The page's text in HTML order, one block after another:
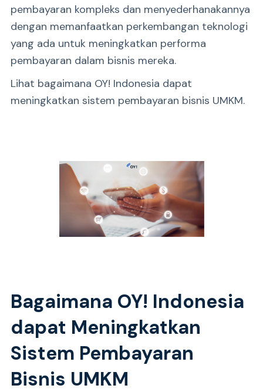
pembayaran kompleks dan menyederhanakannya
dengan memanfaatkan perkembangan teknologi
yang ada untuk meningkatkan performa
pembayaran dalam bisnis mereka.
Lihat bagaimana OY! Indonesia dapat
meningkatkan sistem pembayaran bisnis UMKM.
Bagaimana OY! Indonesia
dapat Meningkatkan
Sistem Pembayaran
Bisnis UMKM